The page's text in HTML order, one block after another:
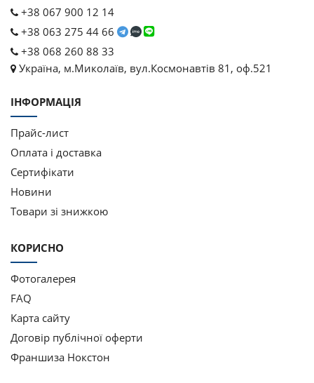
+38 067 900 12 14
+38 063 275 44 66
+38 068 260 88 33
Україна, м.Миколаїв, вул.Космонавтів 81, оф.521
ІНФОРМАЦІЯ
Прайс-лист
Оплата і доставка
Cертифікати
Новини
Товари зі знижкою
КОРИСНО
Фотогалерея
FAQ
Карта сайту
Договір публічної оферти
Франшиза Нокстон